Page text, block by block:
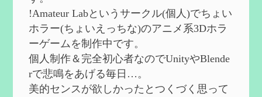
ど【0~1凸】
2024/08/11
第５５回 【無凸無モチ】エミリエを使っ
てみた感想を作成
2024/06/26
第４９回 フリーナの簡易性能紹介とテン
ションについての検証を更新
!Amateur Labというサークル(個人)でちょい
ホラー(ちょいえっちな)のアニメ系3Dホラ
ーゲームを制作中です。
個人制作＆完全初心者なのでUnityやBlende
rで悲鳴をあげる毎日…。
美的センスが欲しかったとつくづく思って